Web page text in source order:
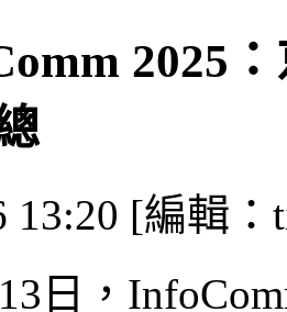
2025
13:20 [編輯：
日，